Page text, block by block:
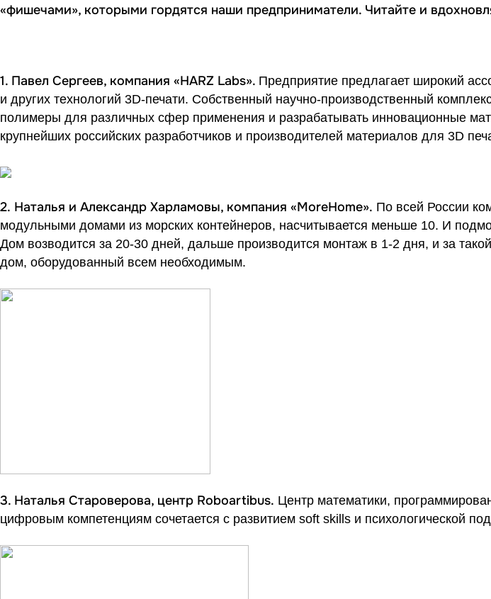
«фишечами», которыми гордятся наши предприниматели. Читайте и
1. Павел Сергеев, компания «HARZ Labs». Предприятие предлагает широкий
и других технологий 3D-печати. Собственный научно-производственный
полимеры для различных сфер применения и разрабатывать инновационные
крупнейших российских разработчиков и производителей материалов для 3D
2. Наталья и Александр Харламовы, компания «MoreHome». По всей России
модульными домами из морских контейнеров, насчитывается меньше 10. И
Дом возводится за 20-30 дней, дальше производится монтаж в 1-2 дня, и за
дом, оборудованный всем необходимым.
3. Наталья Староверова, центр Roboartibus. Центр математики,
цифровым компетенциям сочетается с развитием soft skills и психологической